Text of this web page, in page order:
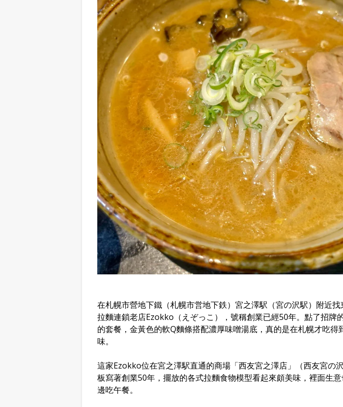
在札幌市營地下鐵（札幌市営地下鉄）宮之澤駅（宮の沢駅）附近
拉麵連鎖老店Ezokko（えぞっこ），號稱創業已經50年。點了招牌
的套餐，金黃色的軟Q麵條搭配濃厚味噌湯底，真的是在札幌才吃得
味。
這家Ezokko位在宮之澤駅直通的商場「西友宮之澤店」（西友宮の
板寫著創業50年，擺放的各式拉麵食物模型看起來頗美味，裡面生
邊吃午餐。